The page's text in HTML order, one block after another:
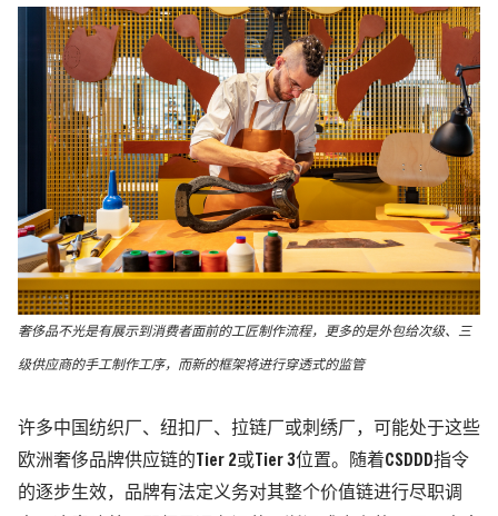
奢侈品不光是有展示到消费者面前的工匠制作流程，更多的是外包给次级、三
级供应商的手工制作工序，而新的框架将进行穿透式的监管
许多中国纺织厂、纽扣厂、拉链厂或刺绣厂，可能处于这些
欧洲奢侈品牌供应链的Tier 2或Tier 3位置。随着CSDDD指令
的逐步生效，品牌有法定义务对其整个价值链进行尽职调